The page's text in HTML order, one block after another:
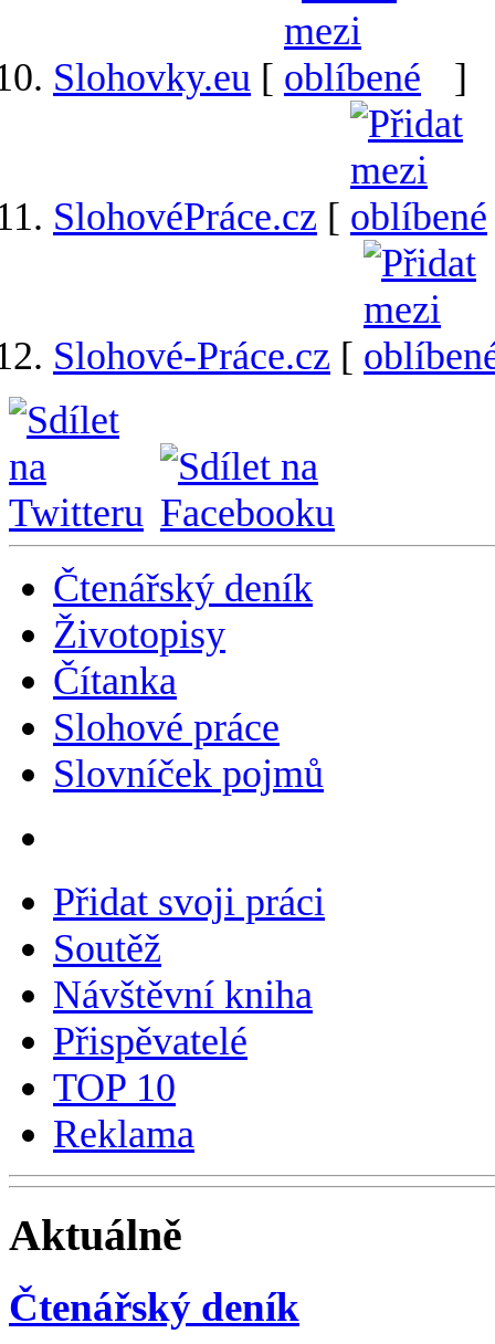
Slohovky.eu [ ]
SlohovéPráce.cz [
Slohové-Práce.cz [
Čtenářský deník
Životopisy
Čítanka
Slohové práce
Slovníček pojmů
Přidat svoji práci
Soutěž
Návštěvní kniha
Přispěvatelé
TOP 10
Reklama
Aktuálně
Čtenářský deník